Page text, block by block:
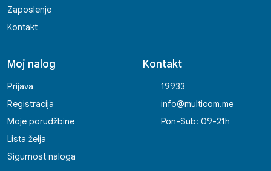
Zaposlenje
Kontakt
Moj nalog
Prijava
Registracija
Moje porudžbine
Lista želja
Sigurnost naloga
Kontakt
19933
info@multicom.me
Pon-Sub: 09-21h